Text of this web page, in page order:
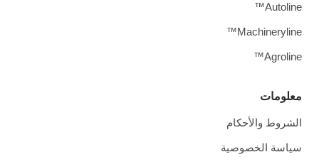
معلومات
الشروط والأحكام
سياسة الخصوصية
Autoline™
Machineryline™
Agroline™